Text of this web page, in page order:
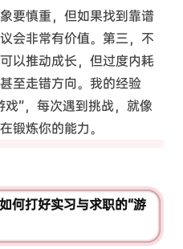
要慎重，但如果找到靠谱
会非常有价值。第三，不
以推动成长，但过度内耗
至走错方向。我的经验
”，每次遇到挑战，就像
锻炼你的能力。
何打好实习与求职的“游